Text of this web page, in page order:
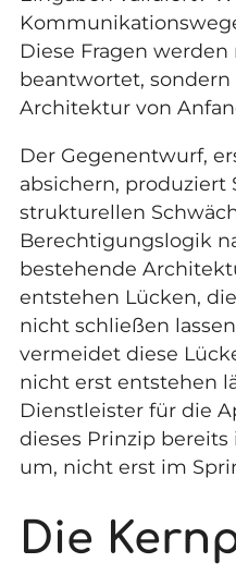
Diese Fragen
beantwortet,
Architektur von
Der Gegenentwurf,
absichern, produziert
strukturellen
Berechtigungslogik
bestehende
entstehen Lücken,
nicht schließen
vermeidet diese
nicht erst entstehen
Dienstleister für die
dieses Prinzip
um, nicht erst im
Die